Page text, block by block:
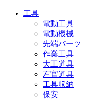
工具
電動工具
電動機械
先端パーツ
作業工具
大工道具
左官道具
工具収納
保安